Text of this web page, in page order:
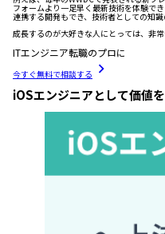
フォームより一足早く最新技術を体験で
連携する開発もでき、技術者としての知
成長するのが大好きな人にとっては、非
ITエンジニア転職のプロに
今すぐ無料で相談する
iOSエンジニアとして価値